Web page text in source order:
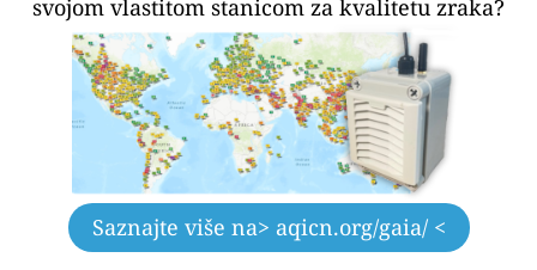
svojom vlastitom stanicom za kvalitetu zraka?
Saznajte više na> aqicn.org/gaia/ <